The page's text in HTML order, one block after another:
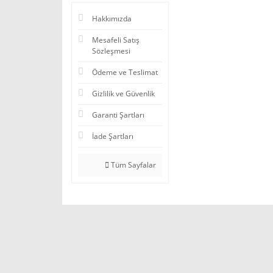
Hakkımızda
Mesafeli Satış
Sözleşmesi
Ödeme ve Teslimat
Gizlilik ve Güvenlik
Garanti Şartları
İade Şartları
Tüm Sayfalar